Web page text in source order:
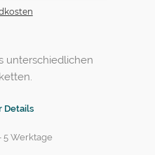
unterschiedlichen
Details
5 Werktage